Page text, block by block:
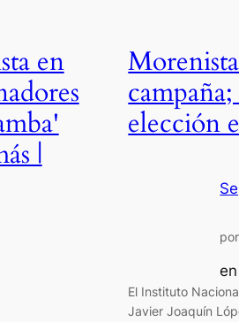
en
|
elección
por
en
El Instituto
Javier Joaquín